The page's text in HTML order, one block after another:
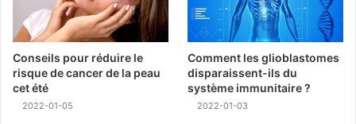
Conseils pour réduire le
risque de cancer de la peau
cet été
2022-01-05
Comment les glioblastomes
disparaissent-ils du
système immunitaire ?
2022-01-03